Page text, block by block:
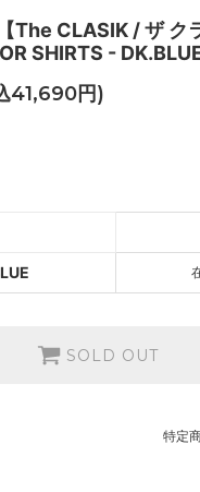
The CLASIK / ザ ク
SHIRTS -
41,690円)
SOLD OUT
特定